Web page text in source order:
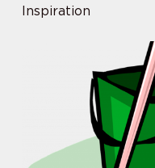
Inspiration